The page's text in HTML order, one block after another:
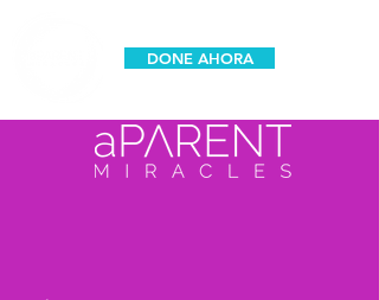
DONE AHORA